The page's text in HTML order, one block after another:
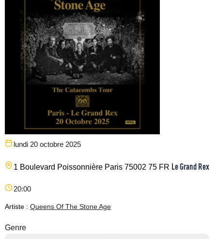
lundi 20 octobre 2025
1 Boulevard Poissonnière Paris 75002 75 FR Le Grand Rex
20:00
Artiste : Queens Of The Stone Age
Genre